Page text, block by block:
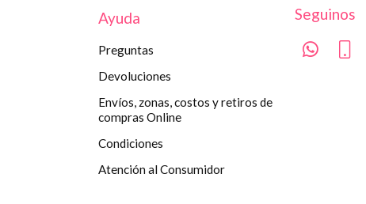
Ayuda
Preguntas
Devoluciones
Envíos, zonas, costos y retiros de
compras Online
Condiciones
Atención al Consumidor
Seguinos